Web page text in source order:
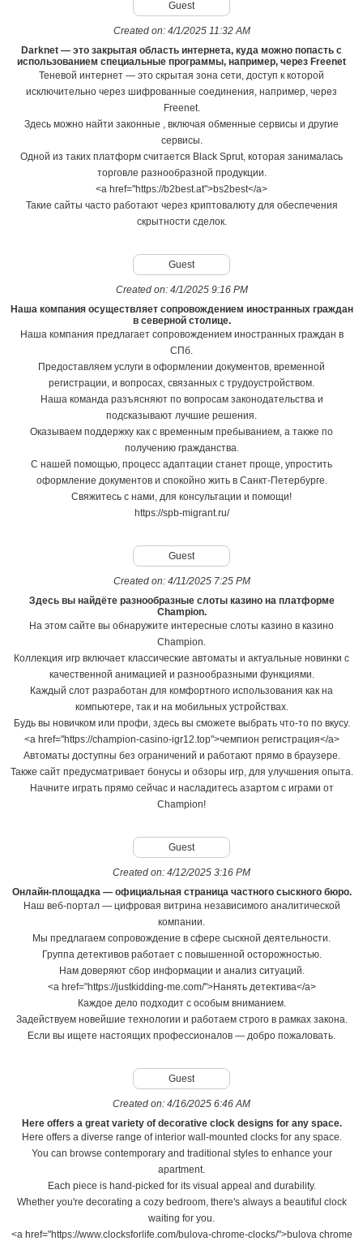
Guest
Created on: 4/1/2025 11:32 AM
Darknet — это закрытая область интернета, куда можно попасть с
использованием специальные программы, например, через Freenet
Теневой интернет — это скрытая зона сети, доступ к которой
исключительно через шифрованные соединения, например, через
Freenet.
Здесь можно найти законные , включая обменные сервисы и другие
сервисы.
Одной из таких платформ считается Black Sprut, которая занималась
торговле разнообразной продукции.
<a href="https://b2best.at">bs2best</a>
Такие сайты часто работают через криптовалюту для обеспечения
скрытности сделок.
Guest
Created on: 4/1/2025 9:16 PM
Наша компания осуществляет сопровождением иностранных граждан
в северной столице.
Наша компания предлагает сопровождением иностранных граждан в
СПб.
Предоставляем услуги в оформлении документов, временной
регистрации, и вопросах, связанных с трудоустройством.
Наша команда разъясняют по вопросам законодательства и
подсказывают лучшие решения.
Оказываем поддержку как с временным пребыванием, а также по
получению гражданства.
С нашей помощью, процесс адаптации станет проще, упростить
оформление документов и спокойно жить в Санкт-Петербурге.
Свяжитесь с нами, для консультации и помощи!
https://spb-migrant.ru/
Guest
Created on: 4/11/2025 7:25 PM
Здесь вы найдёте разнообразные слоты казино на платформе
Champion.
На этом сайте вы обнаружите интересные слоты казино в казино
Champion.
Коллекция игр включает классические автоматы и актуальные новинки с
качественной анимацией и разнообразными функциями.
Каждый слот разработан для комфортного использования как на
компьютере, так и на мобильных устройствах.
Будь вы новичком или профи, здесь вы сможете выбрать что-то по вкусу.
<a href="https://champion-casino-igr12.top">чемпион регистрация</a>
Автоматы доступны без ограничений и работают прямо в браузере.
Также сайт предусматривает бонусы и обзоры игр, для улучшения опыта.
Начните играть прямо сейчас и насладитесь азартом с играми от
Champion!
Guest
Created on: 4/12/2025 3:16 PM
Онлайн-площадка — официальная страница частного сыскного бюро.
Наш веб-портал — цифровая витрина независимого аналитической
компании.
Мы предлагаем сопровождение в сфере сыскной деятельности.
Группа детективов работает с повышенной осторожностью.
Нам доверяют сбор информации и анализ ситуаций.
<a href="https://justkidding-me.com/">Нанять детектива</a>
Каждое дело подходит с особым вниманием.
Задействуем новейшие технологии и работаем строго в рамках закона.
Если вы ищете настоящих профессионалов — добро пожаловать.
Guest
Created on: 4/16/2025 6:46 AM
Here offers a great variety of decorative clock designs for any space.
Here offers a diverse range of interior wall-mounted clocks for any space.
You can browse contemporary and traditional styles to enhance your
apartment.
Each piece is hand-picked for its visual appeal and durability.
Whether you're decorating a cozy bedroom, there's always a beautiful clock
waiting for you.
<a href="https://www.clocksforlife.com/bulova-chrome-clocks/">bulova chrome